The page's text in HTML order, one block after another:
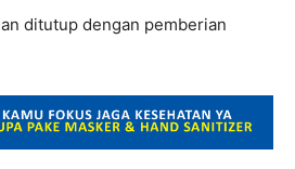
ditutup dengan pemberian